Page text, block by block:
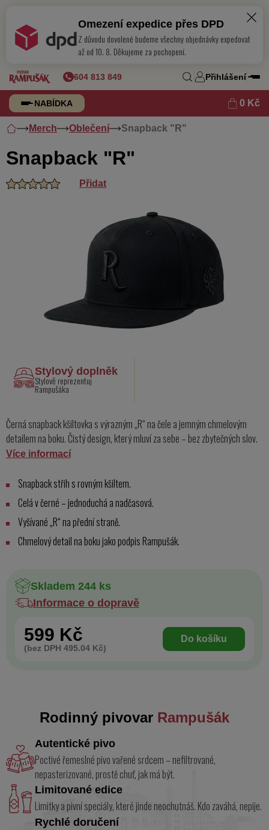
Omezení expedice přes DPD
Z důvodu dovolené budeme všechny objednávky expedovat
až od 10. 8. Děkujeme za pochopení.
Snapback "R" 599 Kč
Skladem
Do košíku
604 813 849 Přihlášení
NABÍDKA 0 Kč
Merch Oblečení Snapback "R"
Snapback "R"
Přidat
Stylový doplněk
Stylově reprezentuj
Rampušáka
Černá snapback kšiltovka s výrazným „R“ na čele a jemným chmelovým
detailem na boku. Čistý design, který mluví za sebe – bez zbytečných slov.
Více informací
Snapback střih s rovným kšiltem.
Celá v černé – jednoduchá a nadčasová.
Vyšívané „R“ na přední straně.
Chmelový detail na boku jako podpis Rampušák.
Skladem 244 ks
Informace o dopravě
599 Kč
(bez DPH 495.04 Kč)
Do košíku
Rodinný pivovar Rampušák
Autentické pivo
Poctivé řemeslné pivo vařené srdcem – nefiltrované,
nepasterizované, prostě chuť, jak má být.
Limitované edice
Limitky a pivní speciály, které jinde neochutnáš. Kdo zaváhá, nepije.
Rychlé doručení